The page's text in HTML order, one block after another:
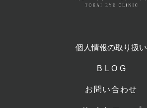
個人情報の取り扱い
BLOG
お問い合わせ